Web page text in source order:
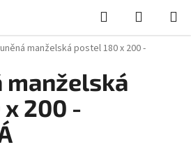
Hledat
KOŠÍK
manželská postel 180 x 200 -
manželská
200 -